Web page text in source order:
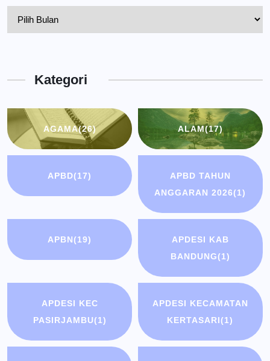
BandungKategori
AGAMA(26) ALAM(17)
APBD(17)
APBD TAHUN
ANGGARAN 2026(1)
APBN(19)
APDESI KAB
BANDUNG(1)
APDESI KEC
PASIRJAMBU(1)
APDESI KECAMATAN
KERTASARI(1)